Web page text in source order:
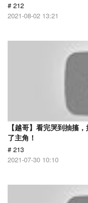
# 212
2021-08-02 13:21
【越哥】看完哭到抽搐
了主角！
# 213
2021-07-30 10:10